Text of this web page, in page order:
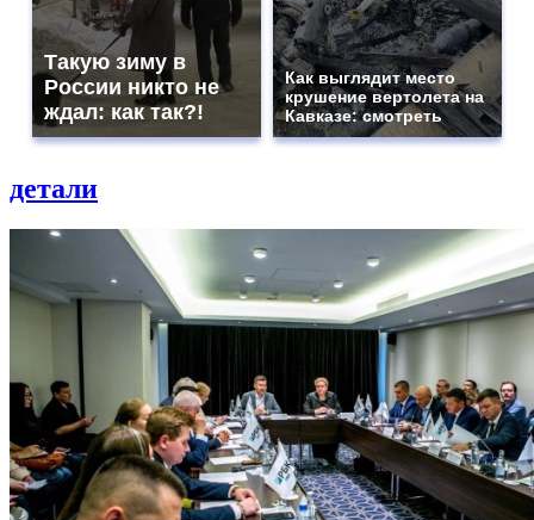
Такую зиму в
России никто не
ждал: как так?!
Как выглядит место
крушение вертолета на
Кавказе: смотреть
детали